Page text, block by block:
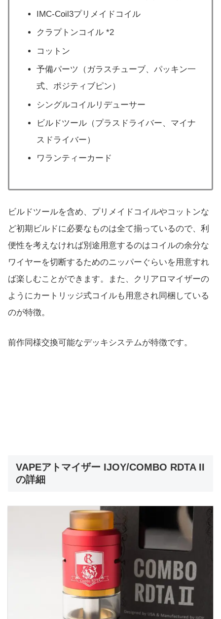
IMC-Coil3プリメイドコイル
クラプトンコイル *2
コットン
予備パーツ（ガラスチューブ、パッキン一
式、ポジティブピン）
シングルコイルリデューサー
ビルドツール（プラスドライバー、マイナ
スドライバー）
ワランティーカード
ビルドツールを含め、プリメイドコイルやコットンな
ど初期ビルドに必要なものは全て揃っているので、利
便性を考えなければ別途用意するのはコイルの余分な
ワイヤーを切断するためのニッパーぐらいを用意すれ
ば楽しむことができます。また、クリアロマイザーの
ようにカートリッジ式コイルも用意され同梱している
のが特徴。
前作同様交換可能なデッキシステムが特徴です。
VAPEアトマイザー IJOY/COMBO RDTA II
の詳細